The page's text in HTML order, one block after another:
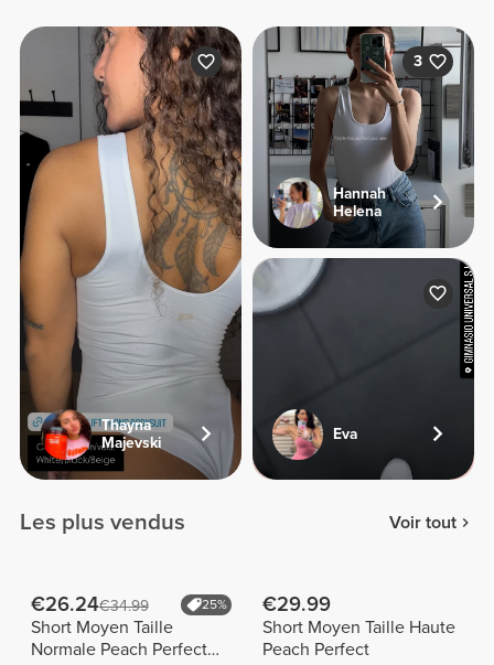
Thayna
Majevski
3
Hannah
Helena
Eva
Les plus vendus Voir tout
€26.24€34.99 25%
Short Moyen Taille
Normale Peach Perfect
€29.99
Short Moyen Taille Haute
Peach Perfect